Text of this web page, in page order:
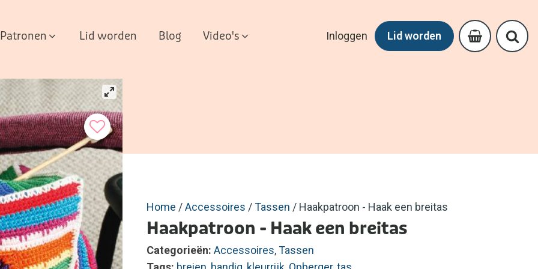
Patronen Lid worden Blog Video's Inloggen Lid worden
Home /Accessoires /Tassen / Haakpatroon - Haak een breitas
Haakpatroon - Haak een breitas
Categorieën: Accessoires,Tassen